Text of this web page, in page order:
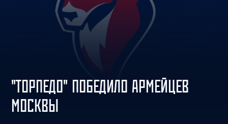
"ТОРПЕДО" ПОБЕДИЛО АРМЕЙЦЕВ
МОСКВЫ